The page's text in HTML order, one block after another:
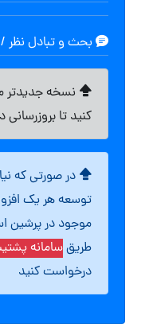
بحث و تبادل نظر
نسخه جدیدتر
کنید تا
در صورتی که
توسعه هر یک
موجود در پرشین
طریقسامانه
درخواست کنید